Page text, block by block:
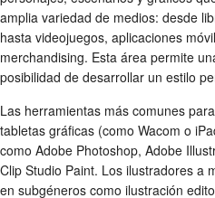
amplia variedad de medios: desde
hasta videojuegos, aplicaciones
merchandising. Esta área permite
posibilidad de desarrollar un estilo
Las herramientas más comunes
tabletas gráficas (como Wacom o
como Adobe Photoshop, Adobe
Clip Studio Paint. Los ilustradores a
en subgéneros como ilustración